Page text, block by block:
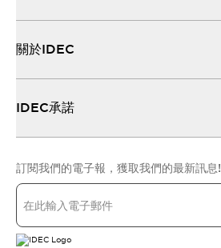
關於IDEC
IDEC承諾
訂閱我們的電子報，獲取我們的最新訊息!